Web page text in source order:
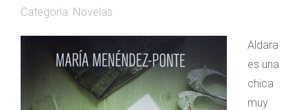
Categoría: Novelas
Aldara
es una
chica
muy